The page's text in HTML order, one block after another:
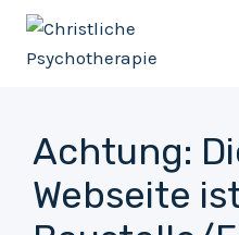
Zum
springen
Achtung:
Webseite